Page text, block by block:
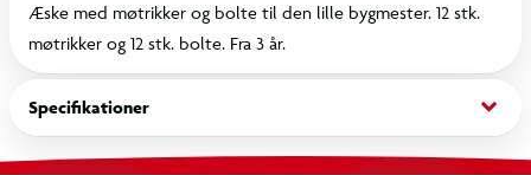
Æske med møtrikker og bolte til den lille bygmester. 12 stk.
møtrikker og 12 stk. bolte. Fra 3 år.
Specifikationer keyboard_arrow_down